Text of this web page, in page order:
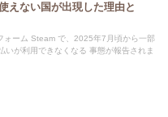
えない国が出現した理由と
ォーム Steam で、2025年7月頃から一部
いが利用できなくなる 事態が報告されま